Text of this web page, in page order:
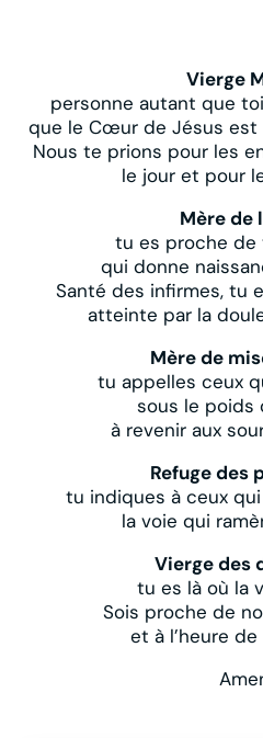
Vierge
personne autant que
que le Cœur de Jésus est
Nous te prions pour les
le jour et pour
Mère de
tu es proche
qui donne
Santé des infirmes, tu
atteinte par la
Mère de
tu appelles ceux
sous le poids
à revenir aux
Refuge des
tu indiques à ceux
la voie qui
Vierge des
tu es là où la
Sois proche de
et à l’heure